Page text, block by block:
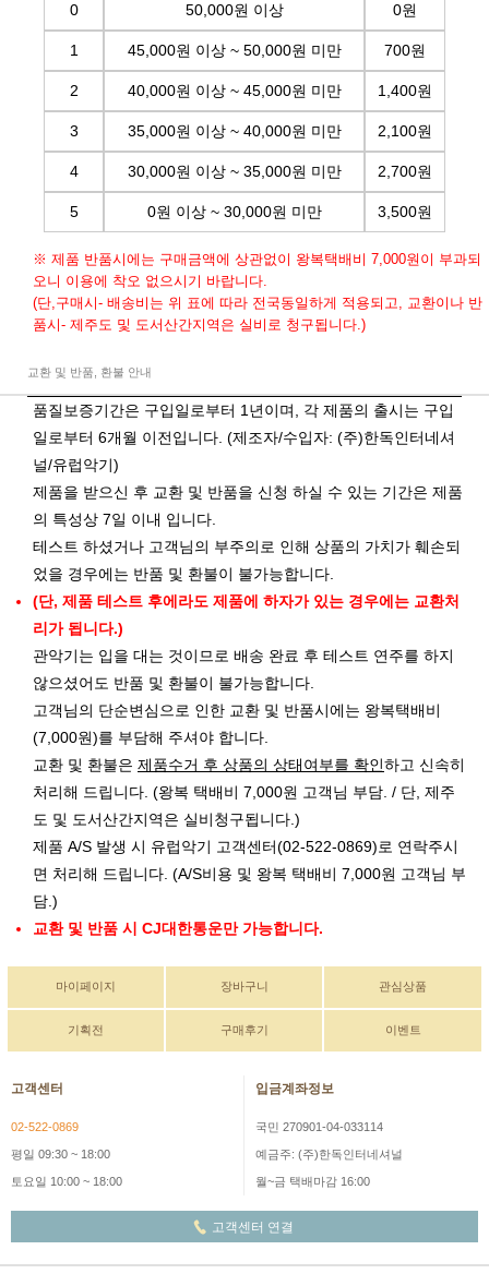
0 50,000원 이상 0원
1 45,000원 이상 ~ 50,000원 미만 700원
2 40,000원 이상 ~ 45,000원 미만 1,400원
3 35,000원 이상 ~ 40,000원 미만 2,100원
4 30,000원 이상 ~ 35,000원 미만 2,700원
5 0원 이상 ~ 30,000원 미만 3,500원
※ 제품 반품시에는 구매금액에 상관없이 왕복택배비 7,000원이 부과되
오니 이용에 착오 없으시기 바랍니다.
(단,구매시- 배송비는 위 표에 따라 전국동일하게 적용되고, 교환이나 반
품시- 제주도 및 도서산간지역은 실비로 청구됩니다.)
교환 및 반품, 환불 안내
품질보증기간은 구입일로부터 1년이며, 각 제품의 출시는 구입
일로부터 6개월 이전입니다. (제조자/수입자: (주)한독인터네셔
널/유럽악기)
제품을 받으신 후 교환 및 반품을 신청 하실 수 있는 기간은 제품
의 특성상 7일 이내 입니다.
테스트 하셨거나 고객님의 부주의로 인해 상품의 가치가 훼손되
었을 경우에는 반품 및 환불이 불가능합니다.
(단, 제품 테스트 후에라도 제품에 하자가 있는 경우에는 교환처
리가 됩니다.)
관악기는 입을 대는 것이므로 배송 완료 후 테스트 연주를 하지
않으셨어도 반품 및 환불이 불가능합니다.
고객님의 단순변심으로 인한 교환 및 반품시에는 왕복택배비
(7,000원)를 부담해 주셔야 합니다.
교환 및 환불은 제품수거 후 상품의 상태여부를 확인하고 신속히
처리해 드립니다. (왕복 택배비 7,000원 고객님 부담. / 단, 제주
도 및 도서산간지역은 실비청구됩니다.)
제품 A/S 발생 시 유럽악기 고객센터(02-522-0869)로 연락주시
면 처리해 드립니다. (A/S비용 및 왕복 택배비 7,000원 고객님 부
담.)
교환 및 반품 시 CJ대한통운만 가능합니다.
마이페이지 장바구니 관심상품
기획전 구매후기 이벤트
고객센터
02-522-0869
평일 09:30 ~ 18:00
토요일 10:00 ~ 18:00
입금계좌정보
국민 270901-04-033114
예금주: (주)한독인터네셔널
월~금 택배마감 16:00
고객센터 연결